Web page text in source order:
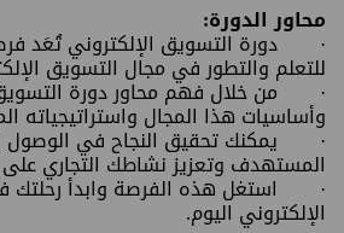
محاور الدورة:
· دورة التسويق الإلكتروني تُعَد
للتعلم والتطور في مجال التسويق
· من خلال فهم محاور دورة التسويق
وأساسيات هذا المجال واستراتيجياته
· يمكنك تحقيق النجاح في الوصول
المستهدف وتعزيز نشاطك التجاري على
· استغل هذه الفرصة وابدأ رحلتك
الإلكتروني اليوم.